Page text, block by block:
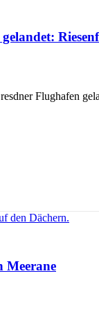
Flughafen
Meerane